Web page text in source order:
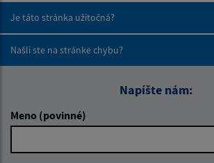
Je táto stránka užitočná?
Našli ste na stránke chybu?
Napíšte nám:
Meno (povinné)